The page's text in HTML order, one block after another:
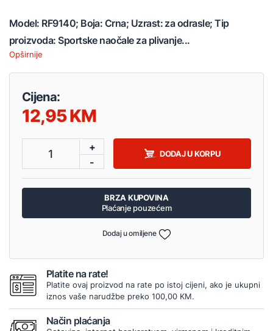
Model: RF9140; Boja: Crna; Uzrast: za odrasle; Tip
proizvoda: Sportske naočale za plivanje...
Opširnije
Cijena:
12,95
1
+
-
DODAJ U KORPU
BRZA KUPOVINA
Plaćanje pouzećem
Dodaj u omiljene
Platite na rate!
Platite ovaj proizvod na rate po istoj cijeni, ako je ukupni
iznos vaše narudžbe preko 100,00 KM.
Način plaćanja